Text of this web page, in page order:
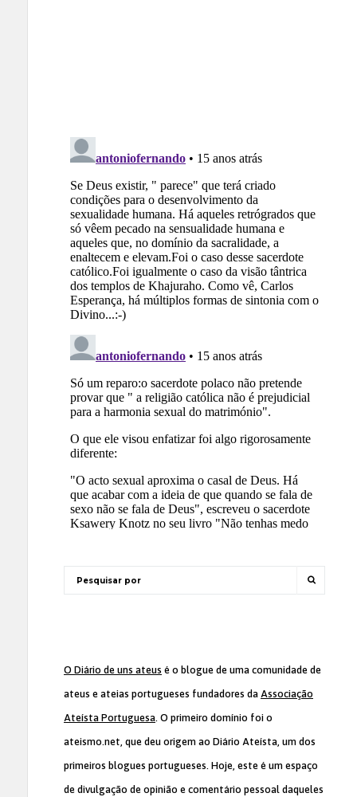
O Diário de uns ateus é o blogue de uma comunidade de
ateus e ateias portugueses fundadores da Associação
Ateísta Portuguesa. O primeiro domínio foi o
ateismo.net, que deu origem ao Diário Ateísta, um dos
primeiros blogues portugueses. Hoje, este é um espaço
de divulgação de opinião e comentário pessoal daqueles